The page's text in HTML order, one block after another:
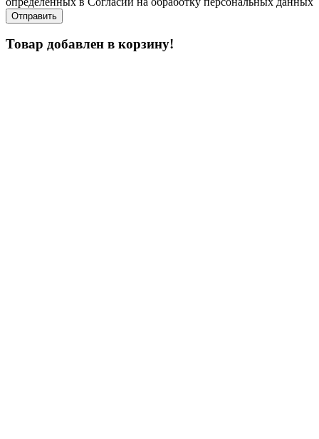
Товар добавлен в корзину!